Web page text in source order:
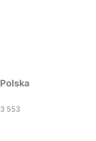
553